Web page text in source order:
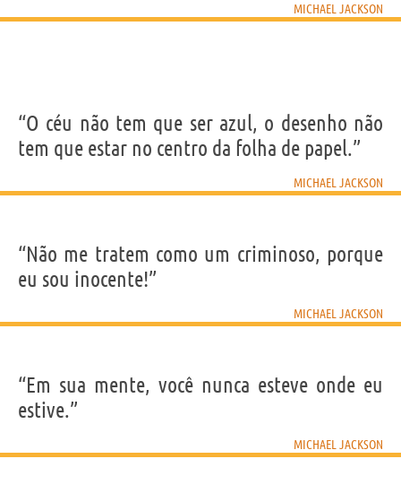
MICHAEL JACKSON
“O céu não tem que ser azul, o desenho não
tem que estar no centro da folha de papel.”
MICHAEL JACKSON
“Não me tratem como um criminoso, porque
eu sou inocente!”
MICHAEL JACKSON
“Em sua mente, você nunca esteve onde eu
estive.”
MICHAEL JACKSON